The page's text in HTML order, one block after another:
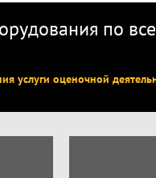
по
услуги оценочной